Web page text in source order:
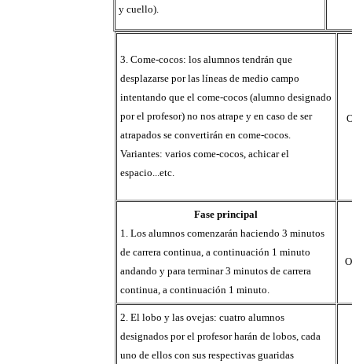
y cuello).
3. Come-cocos: los alumnos tendrán que
desplazarse por las líneas de medio campo
intentando que el come-cocos (alumno designado
por el profesor) no nos atrape y en caso de ser
atrapados se convertirán en come-cocos.
Variantes: varios come-cocos, achicar el
espacio...etc.
Fase principal
1. Los alumnos comenzarán haciendo 3 minutos
de carrera continua, a continuación 1 minuto
andando y para terminar 3 minutos de carrera
continua, a continuación 1 minuto.
2. El lobo y las ovejas: cuatro alumnos
designados por el profesor harán de lobos, cada
uno de ellos con sus respectivas guaridas